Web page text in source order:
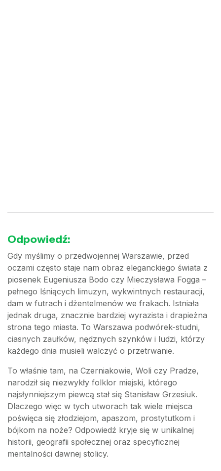
Odpowiedź:
Gdy myślimy o przedwojennej Warszawie, przed
oczami często staje nam obraz eleganckiego świata z
piosenek Eugeniusza Bodo czy Mieczysława Fogga –
pełnego lśniących limuzyn, wykwintnych restauracji,
dam w futrach i dżentelmenów we frakach. Istniała
jednak druga, znacznie bardziej wyrazista i drapieżna
strona tego miasta. To Warszawa podwórek-studni,
ciasnych zaułków, nędznych szynków i ludzi, którzy
każdego dnia musieli walczyć o przetrwanie.
To właśnie tam, na Czerniakowie, Woli czy Pradze,
narodził się niezwykły folklor miejski, którego
najsłynniejszym piewcą stał się Stanisław Grzesiuk.
Dlaczego więc w tych utworach tak wiele miejsca
poświęca się złodziejom, apaszom, prostytutkom i
bójkom na noże? Odpowiedź kryje się w unikalnej
historii, geografii społecznej oraz specyficznej
mentalności dawnej stolicy.